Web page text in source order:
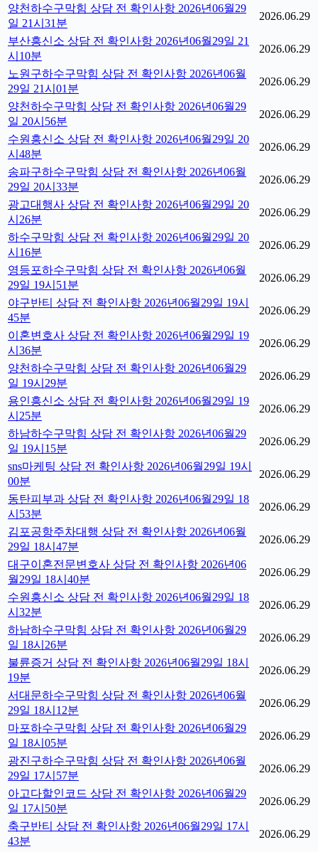
양천하수구막힘 상담 전 확인사항 2026년06월29
일 21시31분
2026.06.29
부산흥신소 상담 전 확인사항 2026년06월29일 21
시10분
2026.06.29
노원구하수구막힘 상담 전 확인사항 2026년06월
29일 21시01분
2026.06.29
양천하수구막힘 상담 전 확인사항 2026년06월29
일 20시56분
2026.06.29
수원흥신소 상담 전 확인사항 2026년06월29일 20
시48분
2026.06.29
송파구하수구막힘 상담 전 확인사항 2026년06월
29일 20시33분
2026.06.29
광고대행사 상담 전 확인사항 2026년06월29일 20
시26분
2026.06.29
하수구막힘 상담 전 확인사항 2026년06월29일 20
시16분
2026.06.29
영등포하수구막힘 상담 전 확인사항 2026년06월
29일 19시51분
2026.06.29
야구반티 상담 전 확인사항 2026년06월29일 19시
45분
2026.06.29
이혼변호사 상담 전 확인사항 2026년06월29일 19
시36분
2026.06.29
양천하수구막힘 상담 전 확인사항 2026년06월29
일 19시29분
2026.06.29
용인흥신소 상담 전 확인사항 2026년06월29일 19
시25분
2026.06.29
하남하수구막힘 상담 전 확인사항 2026년06월29
일 19시15분
2026.06.29
sns마케팅 상담 전 확인사항 2026년06월29일 19시
00분
2026.06.29
동탄피부과 상담 전 확인사항 2026년06월29일 18
시53분
2026.06.29
김포공항주차대행 상담 전 확인사항 2026년06월
29일 18시47분
2026.06.29
대구이혼전문변호사 상담 전 확인사항 2026년06
월29일 18시40분
2026.06.29
수원흥신소 상담 전 확인사항 2026년06월29일 18
시32분
2026.06.29
하남하수구막힘 상담 전 확인사항 2026년06월29
일 18시26분
2026.06.29
불륜증거 상담 전 확인사항 2026년06월29일 18시
19분
2026.06.29
서대문하수구막힘 상담 전 확인사항 2026년06월
29일 18시12분
2026.06.29
마포하수구막힘 상담 전 확인사항 2026년06월29
일 18시05분
2026.06.29
광진구하수구막힘 상담 전 확인사항 2026년06월
29일 17시57분
2026.06.29
아고다할인코드 상담 전 확인사항 2026년06월29
일 17시50분
2026.06.29
축구반티 상담 전 확인사항 2026년06월29일 17시
43분
2026.06.29